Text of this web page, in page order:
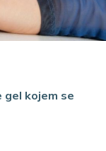
gel kojem se